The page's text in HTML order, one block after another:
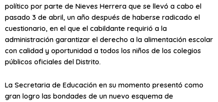
político por parte de Nieves Herrera que se llevó a cabo el
pasado 3 de abril, un año después de haberse radicado el
cuestionario, en el que el cabildante requirió a la
administración garantizar el derecho a la alimentación escolar
con calidad y oportunidad a todos los niños de los colegios
públicos oficiales del Distrito.
La Secretaria de Educación en su momento presentó como
gran logro las bondades de un nuevo esquema de